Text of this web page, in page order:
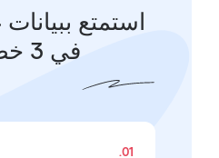
استمتع ببيانات